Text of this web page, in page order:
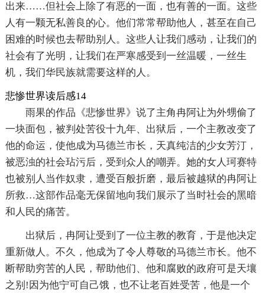
出来……但社会上除了有恶的一面，也有善的一面。这些
人有一颗无私善良的心。他们常常帮助他人，甚至在自己
困难的时候也去帮助别人。这些人让我们感动，让我们的
社会有了光明，让我们在严寒感受到一丝温暖，一丝生
机，我们华民族就需要这样的人。
悲惨世界读后感14
雨果的作品《悲惨世界》说了主角冉阿让为外甥偷了
一块面包，被判处苦役十九年、出狱后，一个主教改变了
他的命运，使他成为马德兰市长，天真纯洁的少女芳汀，
被恶浊的社会玷污后，受到众人的嘲弄。她的女人珂赛特
也被别人当作奴隶，遭受百般折磨，最后被越狱的冉阿让
所救…这部作品毫无保留地向我们展示了当时社会的黑暗
和人民的痛苦。
出狱后，冉阿让受到了一位主教的教育，于是他决定
重新做人。不久，他成为了令人尊敬的马德兰市长。他不
断帮助穷苦的人民，帮助他们、他和腐败的政府可是天壤
之别!因为他宁可自己饿，也不让老百姓受苦，他是一个